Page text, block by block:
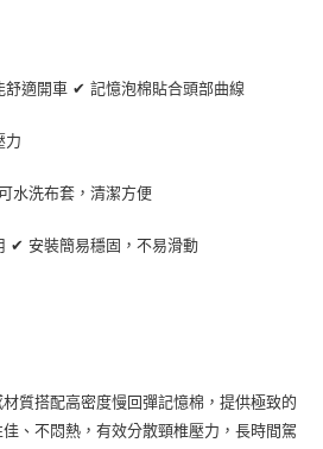
適開車 ✔ 記憶泡棉貼合頭部曲線
力
水洗布套，清潔方便
✔ 安裝簡易穩固，不易滑動
質搭配高密度慢回彈記憶棉，提供極致的
、不悶熱，有效分散頸椎壓力，長時間駕